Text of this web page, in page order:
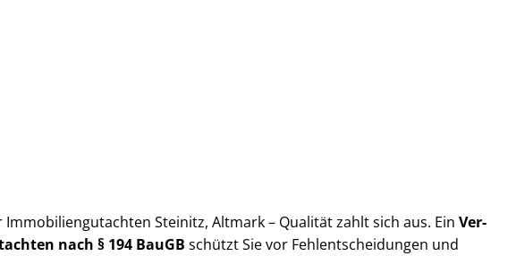
Im­mo­bi­li­en­gut­ach­ten Steinitz, Altmark – Qualität zahlt sich aus. Ein Ver­
nach § 194 BauGB schützt Sie vor Fehl­ent­schei­dun­gen und